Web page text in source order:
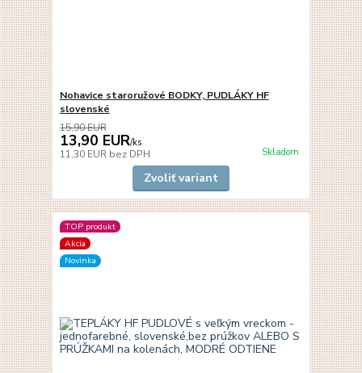
Nohavice staroružové BODKY, PUDLÁKY HF
slovenské
15,90 EUR
13,90 EUR/ks
11,30 EUR bez DPH Skladom
Zvoliť variant
TOP produkt
Akcia
Novinka